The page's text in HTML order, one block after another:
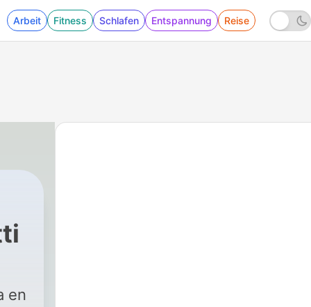
Arbeit Fitness Schlafen Entspannung Reise
en